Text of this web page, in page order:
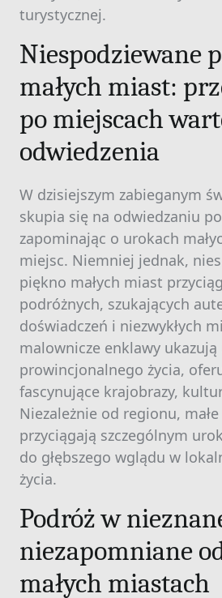
turystycznej.
Niespodziewane
małych miast:
po miejscach
odwiedzenia
W dzisiejszym zabieganym
skupia się na odwiedzaniu
zapominając o urokach
miejsc. Niemniej jednak,
piękno małych miast
podróżnych, szukających
doświadczeń i niezwykłych
malownicze enklawy ukazują
prowincjonalnego życia,
fascynujące krajobrazy,
Niezależnie od regionu,
przyciągają szczególnym
do głębszego wglądu w
życia.
Podróż w
niezapomniane
małych miastach